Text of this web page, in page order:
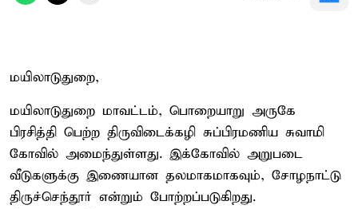
மயிலாடுதுறை,
மயிலாடுதுறை மாவட்டம், பொறையாறு அருகே
பிரசித்தி பெற்ற திருவிடைக்கழி சுப்பிரமணிய சுவாமி
கோவில் அமைந்துள்ளது. இக்கோவில் அறுபடை
வீடுகளுக்கு இணையான தலமாகமாகவும், சோழநாட்டு
திருச்செந்தூர் என்றும் போற்றப்படுகிறது.